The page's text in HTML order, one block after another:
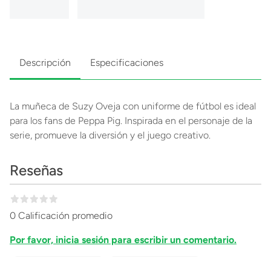
Descripción Especificaciones
La muñeca de Suzy Oveja con uniforme de fútbol es ideal
para los fans de Peppa Pig. Inspirada en el personaje de la
serie, promueve la diversión y el juego creativo.
Reseñas
0 Calificación promedio
Por favor, inicia sesión para escribir un comentario.